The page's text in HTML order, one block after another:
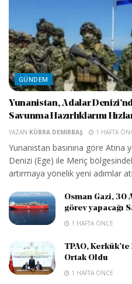
GÜNDEM
Yunanistan, Adalar
Savunma Hazırlıklarını
YAZAN KÜBRA DEMIRBAŞ 1 HAFTA
Yunanistan basınına göre Atina
Denizi (Ege) ile Meriç
artırmaya yönelik yeni adımlar
Osman Gazi, 30
görev yapacağı
1 HAFTA ÖNCE
TPAO,
Ortak Oldu
1 HAFTA ÖNCE